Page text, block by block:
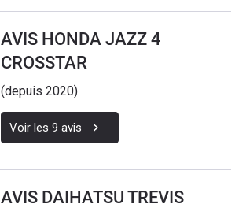
AVIS HONDA JAZZ 4
CROSSTAR
(depuis 2020)
Voir les 9 avis
AVIS DAIHATSU TREVIS